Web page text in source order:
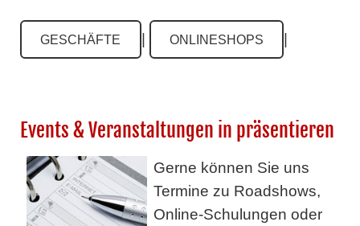
GESCHÄFTE | ONLINESHOPS |
Events & Veranstaltungen in präsentieren
Gerne können Sie uns
Termine zu Roadshows,
Online-Schulungen oder